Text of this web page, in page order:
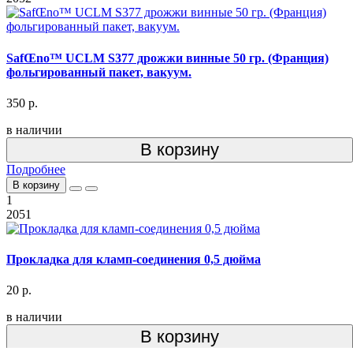
SafŒno™ UCLM S377 дрожжи винные 50 гр. (Франция)
фольгированный пакет, вакуум.
350 р.
в наличии
В корзину
Подробнее
В корзину
1
2051
Прокладка для кламп-соединения 0,5 дюйма
20 р.
в наличии
В корзину